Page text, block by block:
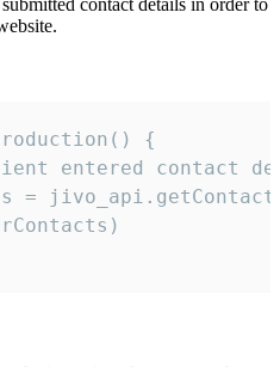
{
entered contact
=